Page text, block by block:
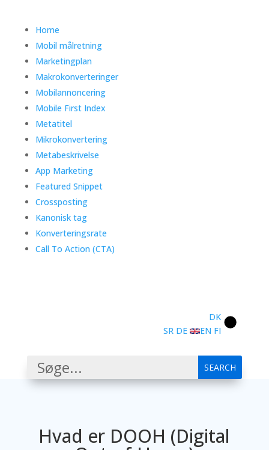
Home
Mobil målretning
Marketingplan
Makrokonverteringer
Mobilannoncering
Mobile First Index
Metatitel
Mikrokonvertering
Metabeskrivelse
App Marketing
Featured Snippet
Crossposting
Kanonisk tag
Konverteringsrate
Call To Action (CTA)
DK
SR DE EN FI
Hvad er DOOH (Digital